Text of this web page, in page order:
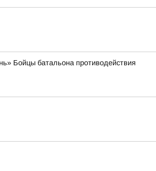
Бойцы батальона противодействия